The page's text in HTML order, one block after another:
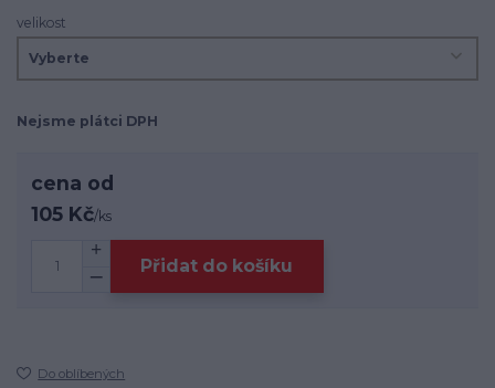
velikost
Nejsme plátci DPH
cena od
105 Kč/ks
Přidat do košíku
Do oblíbených